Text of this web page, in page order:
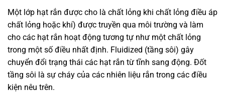
Một lớp hạt rắn được cho là chất lỏng khi chất lỏng điều áp
chất lỏng hoặc khí) được truyền qua môi trường và làm
cho các hạt rắn hoạt động tương tự như một chất lỏng
trong một số điều nhất định. Fluidized (tầng sôi) gây
chuyển đổi trạng thái các hạt rắn từ tĩnh sang động. Đốt
tầng sôi là sự cháy của các nhiên liệu rắn trong các điều
kiện nêu trên.